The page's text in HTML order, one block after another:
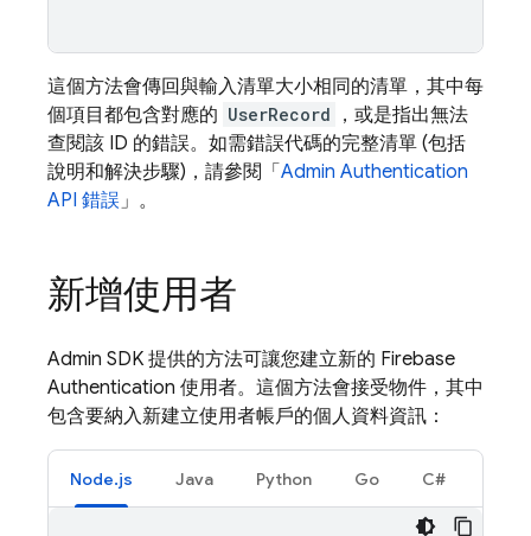
這個方法會傳回與輸入清單大小相同的清單，其中每
個項目都包含對應的 UserRecord
，或是指出無法
查閱該 ID 的錯誤。如需錯誤代碼的完整清單 (包括
說明和解決步驟)，請參閱「 Admin Authentication
API 錯誤」。
新增使用者
Admin SDK 提供的方法可讓您建立新的 Firebase
Authentication 使用者。這個方法會接受物件，其中
包含要納入新建立使用者帳戶的個人資料資訊：
Node.js Java Python Go C#